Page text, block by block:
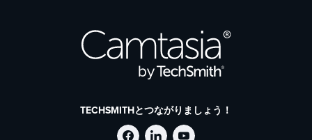
TECHSMITHとつながりましょう！